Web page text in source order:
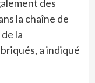
des
la chaîne de
la
a indiqué